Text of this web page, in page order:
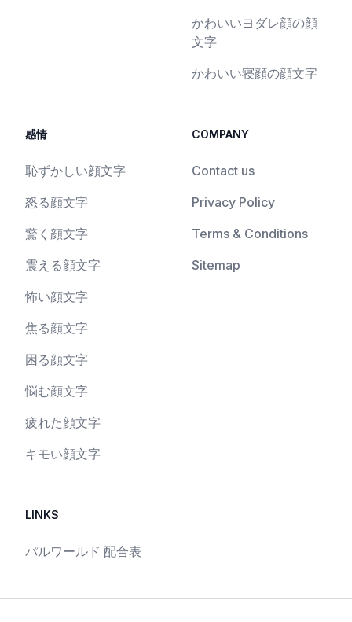
かわいいヨダレ顔の顔
文字
かわいい寝顔の顔文字
感情
恥ずかしい顔文字
怒る顔文字
驚く顔文字
震える顔文字
怖い顔文字
焦る顔文字
困る顔文字
悩む顔文字
疲れた顔文字
キモい顔文字
COMPANY
Contact us
Privacy Policy
Terms & Conditions
Sitemap
LINKS
パルワールド 配合表